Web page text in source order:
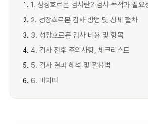
1. 성장호르몬 검사란? 검사 목적과 필요
2. 성장호르몬 검사 방법 및 상세 절차
3. 성장호르몬 검사 비용 및 항목
4. 검사 전후 주의사항, 체크리스트
5. 검사 결과 해석 및 활용법
6. 마치며